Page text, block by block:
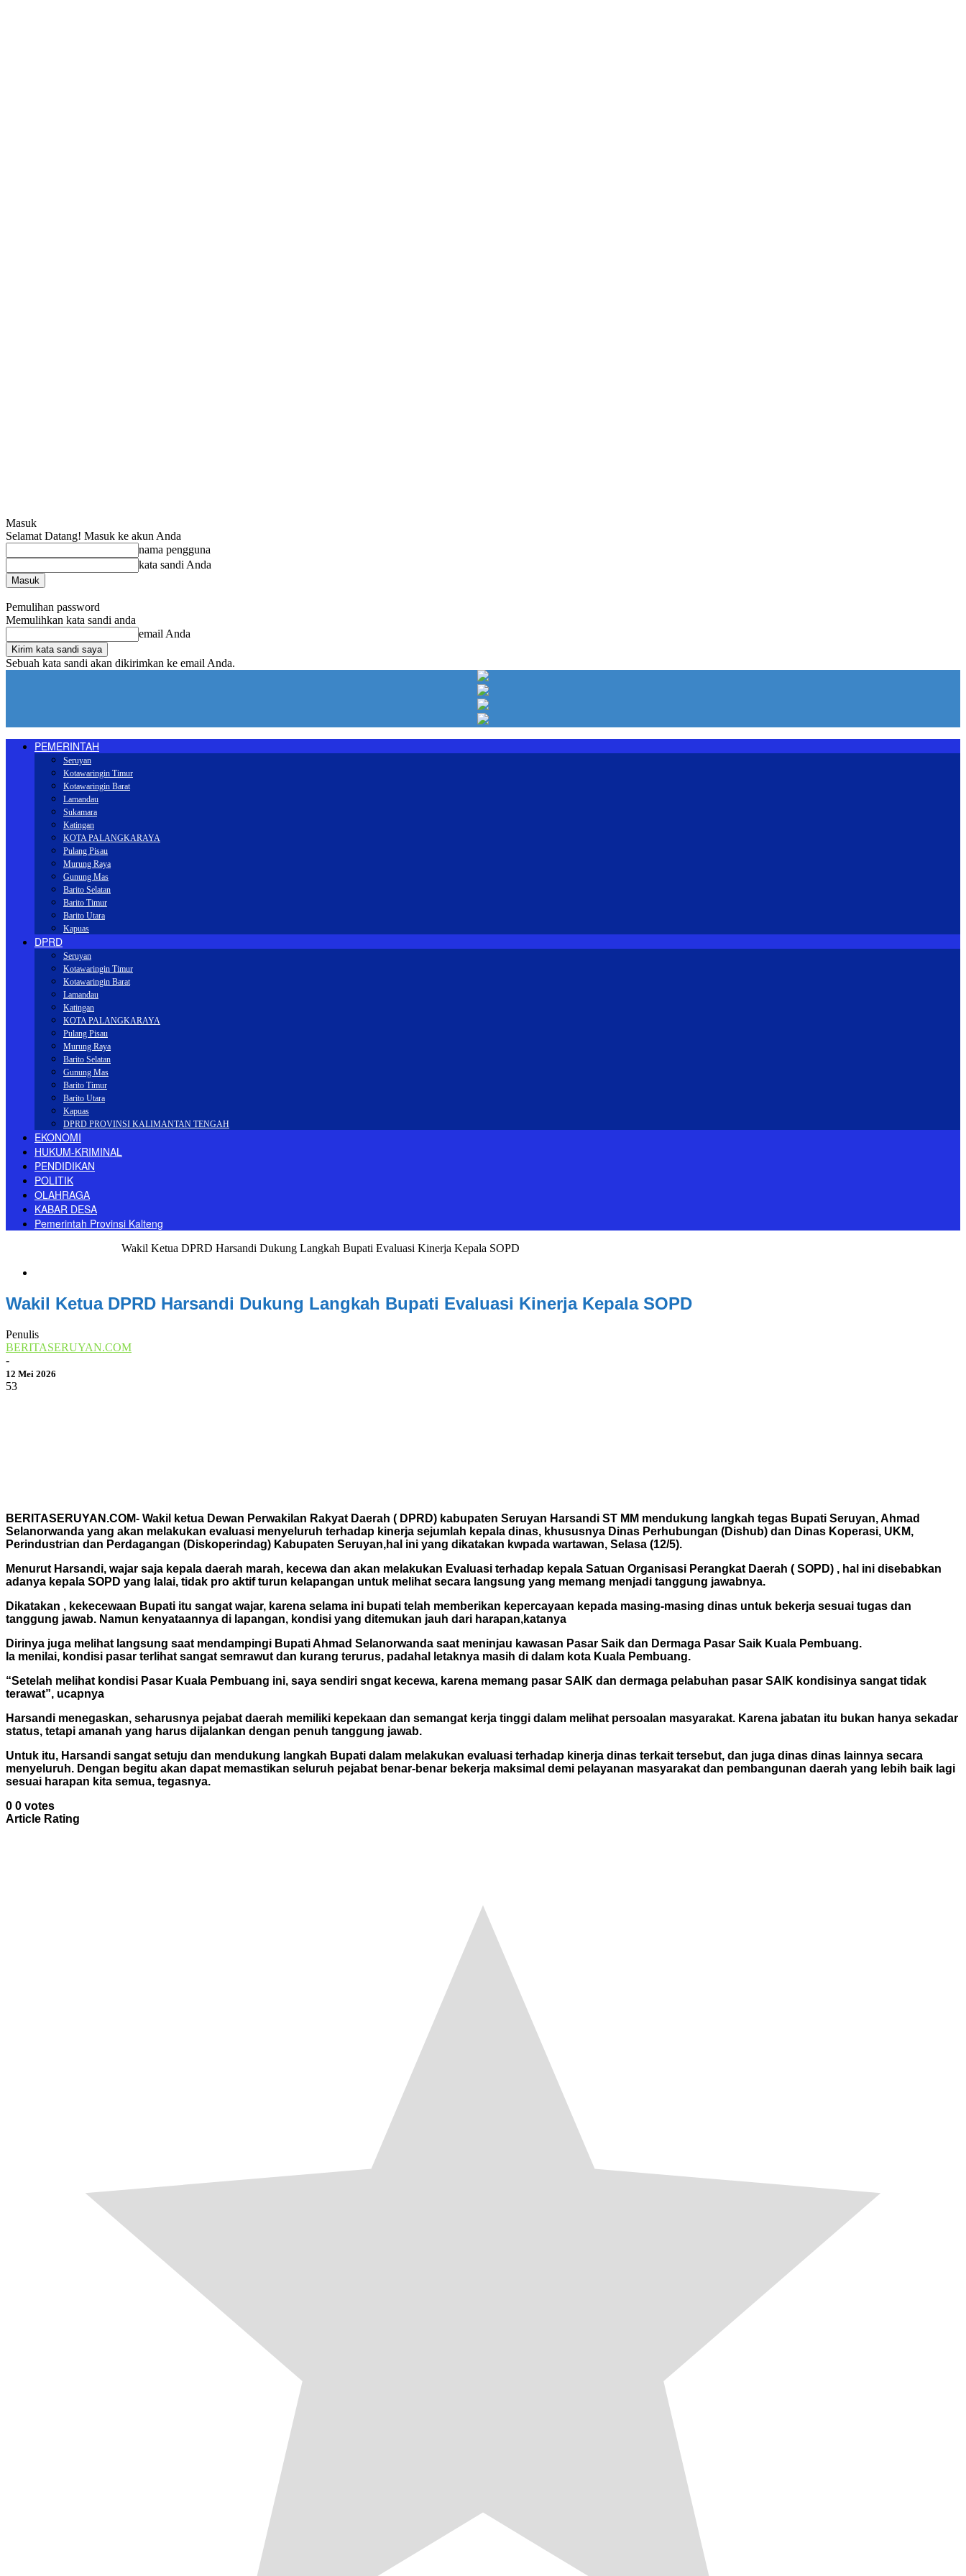
Masuk
Selamat Datang! Masuk ke akun Anda
nama pengguna
kata sandi Anda
Pemulihan password
Memulihkan kata sandi anda
email Anda
Sebuah kata sandi akan dikirimkan ke email Anda.
PEMERINTAH
Seruyan
Kotawaringin Timur
Kotawaringin Barat
Lamandau
Sukamara
Katingan
KOTA PALANGKARAYA
Pulang Pisau
Murung Raya
Gunung Mas
Barito Selatan
Barito Timur
Barito Utara
Kapuas
DPRD
Seruyan
Kotawaringin Timur
Kotawaringin Barat
Lamandau
Katingan
KOTA PALANGKARAYA
Pulang Pisau
Murung Raya
Barito Selatan
Gunung Mas
Barito Timur
Barito Utara
Kapuas
DPRD PROVINSI KALIMANTAN TENGAH
EKONOMI
HUKUM-KRIMINAL
PENDIDIKAN
POLITIK
OLAHRAGA
KABAR DESA
Pemerintah Provinsi Kalteng
Wakil Ketua DPRD Harsandi Dukung Langkah Bupati Evaluasi Kinerja Kepala SOPD
Wakil Ketua DPRD Harsandi Dukung Langkah Bupati Evaluasi Kinerja Kepala SOPD
Penulis
BERITASERUYAN.COM
-
12 Mei 2026
53
BERITASERUYAN.COM- Wakil ketua Dewan Perwakilan Rakyat Daerah ( DPRD) kabupaten Seruyan Harsandi ST MM mendukung langkah tegas Bupati Seruyan, Ahmad
Selanorwanda yang akan melakukan evaluasi menyeluruh terhadap kinerja sejumlah kepala dinas, khususnya Dinas Perhubungan (Dishub) dan Dinas Koperasi, UKM,
Perindustrian dan Perdagangan (Diskoperindag) Kabupaten Seruyan,hal ini yang dikatakan kwpada wartawan, Selasa (12/5).
Menurut Harsandi, wajar saja kepala daerah marah, kecewa dan akan melakukan Evaluasi terhadap kepala Satuan Organisasi Perangkat Daerah ( SOPD) , hal ini disebabkan
adanya kepala SOPD yang lalai, tidak pro aktif turun kelapangan untuk melihat secara langsung yang memang menjadi tanggung jawabnya.
Dikatakan , kekecewaan Bupati itu sangat wajar, karena selama ini bupati telah memberikan kepercayaan kepada masing-masing dinas untuk bekerja sesuai tugas dan
tanggung jawab. Namun kenyataannya di lapangan, kondisi yang ditemukan jauh dari harapan,katanya
Dirinya juga melihat langsung saat mendampingi Bupati Ahmad Selanorwanda saat meninjau kawasan Pasar Saik dan Dermaga Pasar Saik Kuala Pembuang.
Ia menilai, kondisi pasar terlihat sangat semrawut dan kurang terurus, padahal letaknya masih di dalam kota Kuala Pembuang.
“Setelah melihat kondisi Pasar Kuala Pembuang ini, saya sendiri sngat kecewa, karena memang pasar SAIK dan dermaga pelabuhan pasar SAIK kondisinya sangat tidak
terawat”, ucapnya
Harsandi menegaskan, seharusnya pejabat daerah memiliki kepekaan dan semangat kerja tinggi dalam melihat persoalan masyarakat. Karena jabatan itu bukan hanya sekadar
status, tetapi amanah yang harus dijalankan dengan penuh tanggung jawab.
Untuk itu, Harsandi sangat setuju dan mendukung langkah Bupati dalam melakukan evaluasi terhadap kinerja dinas terkait tersebut, dan juga dinas dinas lainnya secara
menyeluruh. Dengan begitu akan dapat memastikan seluruh pejabat benar-benar bekerja maksimal demi pelayanan masyarakat dan pembangunan daerah yang lebih baik lagi
sesuai harapan kita semua, tegasnya.
0 0 votes
Article Rating